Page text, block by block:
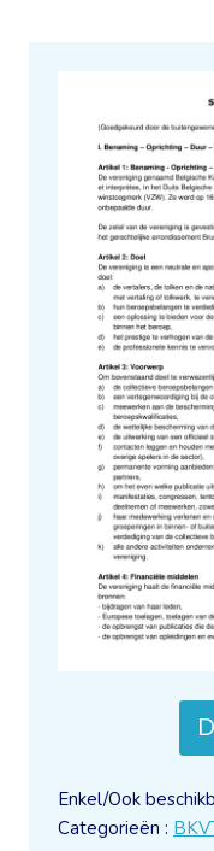
Enkel/Ook
Categorieën :